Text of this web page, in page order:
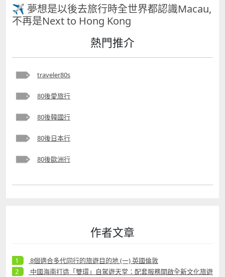
✈ 夢想是以後去旅行時全世界都認識Macau,
不再是Next to Hong Kong
熱門推介
traveler80s
80後愛旅行
80後韓國行
80後日本行
80後歐洲行
作者文章
8個適合多代同行的旅遊目的地 (一) 英國倫敦
中國海南打造「雙環」自駕遊天堂：配套服務開啟全新文化旅遊